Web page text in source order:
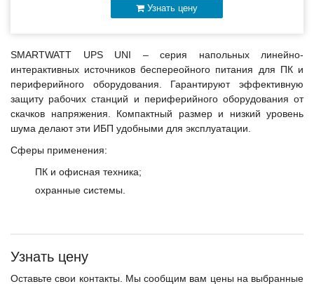
Узнать цену
SMARTWATT UPS UNI – серия напольных линейно-
интерактивных источников беспереойного питания для ПК и
периферийного оборудования. Гарантируют эффективную
защиту рабочих станций и периферийного оборудования от
скачков напряжения. Компактный размер и низкий уровень
шума делают эти ИБП удобными для эксплуатации.
Сферы применения:
ПК и офисная техника;
охранные системы.
Узнать цену
Оставьте свои контакты. Мы сообщим вам цены на выбранные